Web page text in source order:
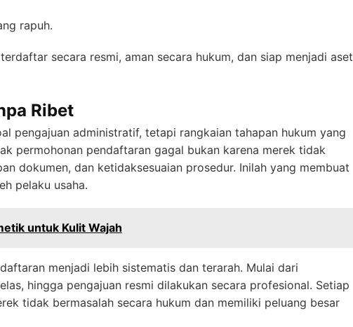
rapuh.
secara resmi, aman secara hukum, dan siap menjadi aset
Ribet
pengajuan administratif, tetapi rangkaian tahapan hukum yang
permohonan pendaftaran gagal bukan karena merek tidak
dokumen, dan ketidaksesuaian prosedur. Inilah yang membuat
pelaku usaha.
untuk Kulit Wajah
menjadi lebih sistematis dan terarah. Mulai dari
hingga pengajuan resmi dilakukan secara profesional. Setiap
tidak bermasalah secara hukum dan memiliki peluang besar